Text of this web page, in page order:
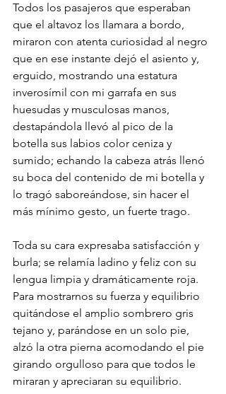
Todos los pasajeros que esperaban
que el altavoz los llamara a bordo,
miraron con atenta curiosidad al negro
que en ese instante dejó el asiento y,
erguido, mostrando una estatura
inverosímil con mi garrafa en sus
huesudas y musculosas manos,
destapándola llevó al pico de la
botella sus labios color ceniza y
sumido; echando la cabeza atrás llenó
su boca del contenido de mi botella y
lo tragó saboreándose, sin hacer el
más mínimo gesto, un fuerte trago.
Toda su cara expresaba satisfacción y
burla; se relamía ladino y feliz con su
lengua limpia y dramáticamente roja.
Para mostrarnos su fuerza y equilibrio
quitándose el amplio sombrero gris
tejano y, parándose en un solo pie,
alzó la otra pierna acomodando el pie
girando orgulloso para que todos le
miraran y apreciaran su equilibrio.